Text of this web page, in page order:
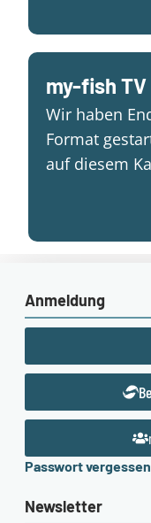
my-fish TV
Wir haben
Format
auf diesem
Anmeldung
Passwort
Newsletter